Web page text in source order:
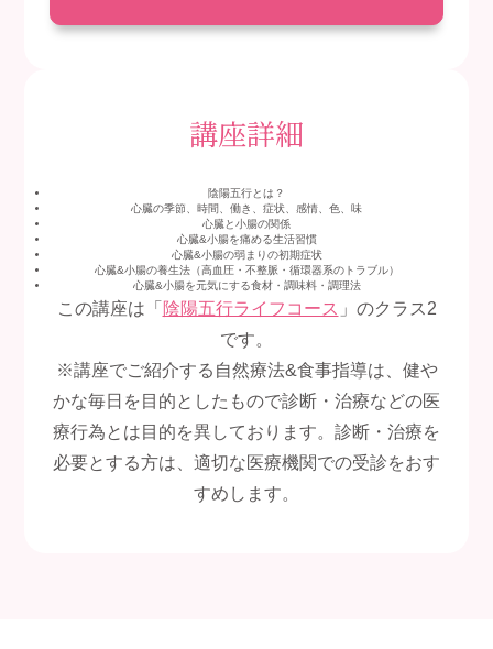
講座詳細
陰陽五行とは？
心臓の季節、時間、働き、症状、感情、色、味
心臓と小腸の関係
心臓&小腸を痛める生活習慣
心臓&小腸の弱まりの初期症状
心臓&小腸の養生法（高血圧・不整脈・循環器系のトラブル）
心臓&小腸を元気にする食材・調味料・調理法
この講座は「 陰陽五行ライフコース 」のクラス2
です。
※講座でご紹介する自然療法&食事指導は、 健や
かな毎日を目的としたもので診断・ 治療などの医
療行為とは目的を異しております。診断・ 治療を
必要とする方は、 適切な医療機関での受診をおす
すめします。